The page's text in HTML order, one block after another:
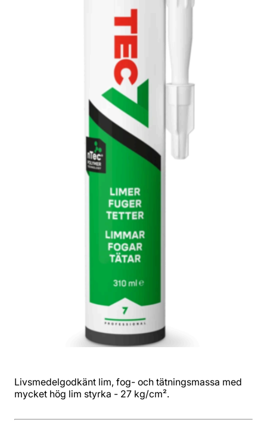
Livsmedelgodkänt lim, fog- och tätningsmassa med
mycket hög lim styrka - 27 kg/cm².